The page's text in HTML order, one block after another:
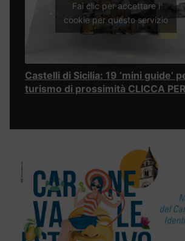
Fai clic per accettare i
cookie per questo servizio
Castelli di Sicilia: 19 ‘mini guide’
turismo di prossimità CLICCA